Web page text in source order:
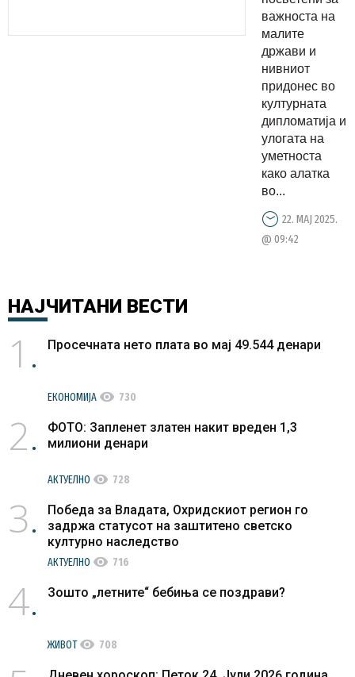
на
Форумот
за
културна
важноста на
малите
држави и
нивниот
придонес во
културната
дипломатија и
улогата на
уметноста
како алатка
во...
22. МАЈ 2025.
@ 09:42
НАЈЧИТАНИ ВЕСТИ
1 Просечната нето плата во мај 49.544 денари
ЕКОНОМИЈА visibility 730
2
ФОТО: Запленет златен накит вреден 1,3
милиони денари
АКТУЕЛНО visibility 728
3
Победа за Владата, Охридскиот регион го
задржа статусот на заштитено светско
културно наследство
АКТУЕЛНО visibility 716
4 Зошто „летните“ бебиња се поздрави?
ЖИВОТvisibility 708